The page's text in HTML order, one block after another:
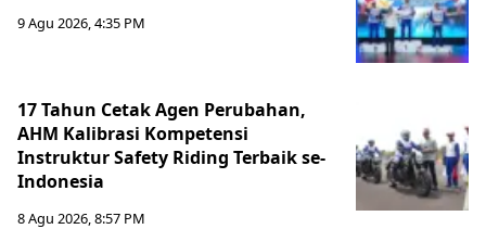
9 Agu 2026, 4:35 PM
17 Tahun Cetak Agen Perubahan,
AHM Kalibrasi Kompetensi
Instruktur Safety Riding Terbaik se-
Indonesia
8 Agu 2026, 8:57 PM